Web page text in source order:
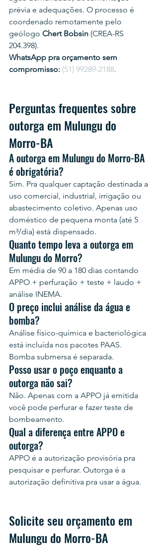
prévia e adequações. O processo é
coordenado remotamente pelo
geólogo Chert Bobsin (CREA-RS
204.398).
WhatsApp pra orçamento sem
compromisso: (51) 99289-2188.
Perguntas frequentes sobre
outorga em Mulungu do
Morro-BA
A outorga em Mulungu do Morro-BA
é obrigatória?
Sim. Pra qualquer captação destinada a
uso comercial, industrial, irrigação ou
abastecimento coletivo. Apenas uso
doméstico de pequena monta (até 5
m³/dia) está dispensado.
Quanto tempo leva a outorga em
Mulungu do Morro?
Em média de 90 a 180 dias contando
APPO + perfuração + teste + laudo +
análise INEMA.
O preço inclui análise da água e
bomba?
Análise físico-química e bacteriológica
está incluída nos pacotes PAAS.
Bomba submersa é separada.
Posso usar o poço enquanto a
outorga não sai?
Não. Apenas com a APPO já emitida
você pode perfurar e fazer teste de
bombeamento.
Qual a diferença entre APPO e
outorga?
APPO é a autorização provisória pra
pesquisar e perfurar. Outorga é a
autorização definitiva pra usar a água.
Solicite seu orçamento em
Mulungu do Morro-BA